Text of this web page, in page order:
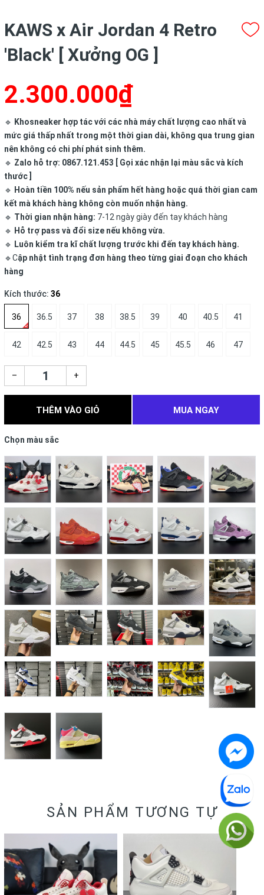
KAWS x Air Jordan 4 Retro
'Black' [ Xưởng OG ]
2.300.000₫
🔹 Khosneaker hợp tác với các nhà máy chất lượng cao nhất và
mức giá thấp nhất trong một thời gian dài, không qua trung gian
nên không có chi phí phát sinh thêm.
🔹 Zalo hỗ trợ: 0867.121.453 [ Gọi xác nhận lại màu sắc và kích
thước ]
🔹 Hoàn tiền 100% nếu sản phẩm hết hàng hoặc quá thời gian cam
kết mà khách hàng không còn muốn nhận hàng.
🔹 Thời gian nhận hàng: 7-12 ngày giày đến tay khách hàng
🔹 Hỗ trợ pass và đổi size nếu không vừa.
🔹 Luôn kiểm tra kĩ chất lượng trước khi đến tay khách hàng.
🔹Cập nhật tình trạng đơn hàng theo từng giai đoạn cho khách
hàng
Kích thước: 36
36 36.5 37 38 38.5 39 40 40.5 41
42 42.5 43 44 44.5 45 45.5 46 47
– +
THÊM VÀO GIỎ MUA NGAY
Chọn màu sắc
SẢN PHẨM TƯƠNG TỰ